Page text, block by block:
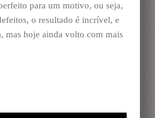
para um motivo, ou seja,
o resultado é incrível, e
mas hoje ainda volto com mais